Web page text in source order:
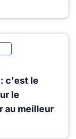
c'est le
le
au meilleur